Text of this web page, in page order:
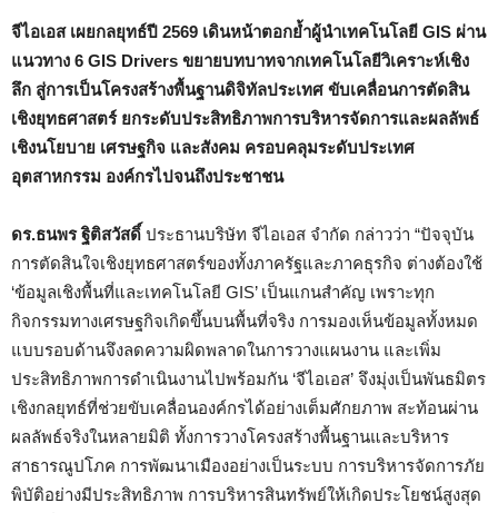
จีไอเอส เผยกลยุทธ์ปี 2569 เดินหน้าตอกย้ำผู้นำเทคโนโลยี GIS ผ่าน
แนวทาง 6 GIS Drivers ขยายบทบาทจากเทคโนโลยีวิเคราะห์เชิง
ลึก สู่การเป็นโครงสร้างพื้นฐานดิจิทัลประเทศ ขับเคลื่อนการตัดสิน
เชิงยุทธศาสตร์ ยกระดับประสิทธิภาพการบริหารจัดการและผลลัพธ์
เชิงนโยบาย เศรษฐกิจ และสังคม ครอบคลุมระดับประเทศ
อุตสาหกรรม องค์กรไปจนถึงประชาชน
ดร.ธนพร ฐิติสวัสดิ์ ประธานบริษัท จีไอเอส จำกัด กล่าวว่า “ปัจจุบัน
การตัดสินใจเชิงยุทธศาสตร์ของทั้งภาครัฐและภาคธุรกิจ ต่างต้องใช้
‘ข้อมูลเชิงพื้นที่และเทคโนโลยี GIS’ เป็นแกนสำคัญ เพราะทุก
กิจกรรมทางเศรษฐกิจเกิดขึ้นบนพื้นที่จริง การมองเห็นข้อมูลทั้งหมด
แบบรอบด้านจึงลดความผิดพลาดในการวางแผนงาน และเพิ่ม
ประสิทธิภาพการดำเนินงานไปพร้อมกัน ‘จีไอเอส’ จึงมุ่งเป็นพันธมิตร
เชิงกลยุทธ์ที่ช่วยขับเคลื่อนองค์กรได้อย่างเต็มศักยภาพ สะท้อนผ่าน
ผลลัพธ์จริงในหลายมิติ ทั้งการวางโครงสร้างพื้นฐานและบริหาร
สาธารณูปโภค การพัฒนาเมืองอย่างเป็นระบบ การบริหารจัดการภัย
พิบัติอย่างมีประสิทธิภาพ การบริหารสินทรัพย์ให้เกิดประโยชน์สูงสุด